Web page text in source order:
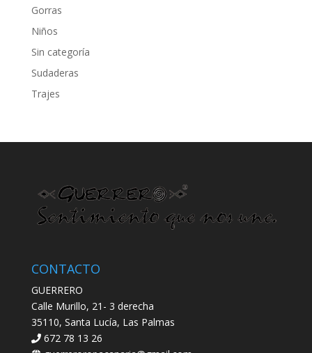
Gorras
Niños
Sin categoría
Sudaderas
Trajes
CONTACTO
GUERRERO
Calle Murillo, 21- 3 derecha
35110, Santa Lucía, Las Palmas
672 78 13 26